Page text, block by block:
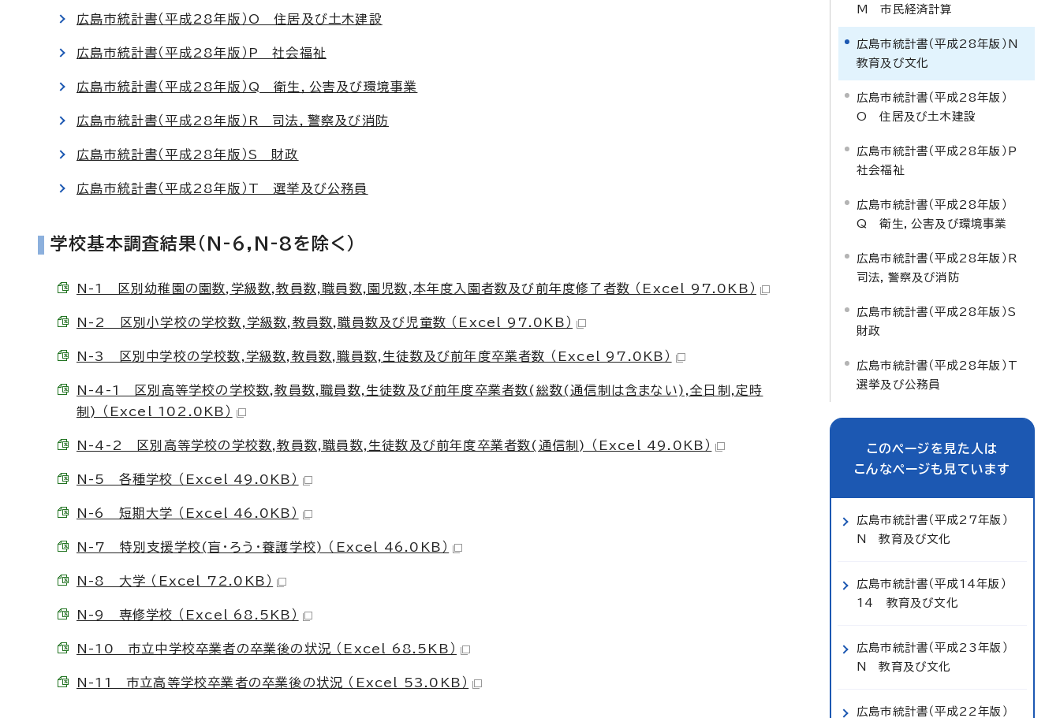
広島市統計書（平成28年版）O 住居及び土木建設
広島市統計書（平成28年版）P 社会福祉
広島市統計書（平成28年版）Q 衛生，公害及び環境事業
広島市統計書（平成28年版）R 司法，警察及び消防
広島市統計書（平成28年版）S 財政
広島市統計書（平成28年版）T 選挙及び公務員
学校基本調査結果(N-6,N-8を除く)
N-1 区別幼稚園の園数,学級数,教員数,職員数,園児数,本年度入園者数及び前年度修了者数 （Excel 97.0KB）
N-2 区別小学校の学校数,学級数,教員数,職員数及び児童数 （Excel 97.0KB）
N-3 区別中学校の学校数,学級数,教員数,職員数,生徒数及び前年度卒業者数 （Excel 97.0KB）
N-4-1 区別高等学校の学校数,教員数,職員数,生徒数及び前年度卒業者数(総数(通信制は含まない),全日制,定時
制) （Excel 102.0KB）
N-4-2 区別高等学校の学校数,教員数,職員数,生徒数及び前年度卒業者数(通信制) （Excel 49.0KB）
N-5 各種学校 （Excel 49.0KB）
N-6 短期大学 （Excel 46.0KB）
N-7 特別支援学校(盲・ろう・養護学校) （Excel 46.0KB）
N-8 大学 （Excel 72.0KB）
N-9 専修学校 （Excel 68.5KB）
N-10 市立中学校卒業者の卒業後の状況 （Excel 68.5KB）
N-11 市立高等学校卒業者の卒業後の状況 （Excel 53.0KB）
M 市民経済計算
広島市統計書（平成28年版）N
教育及び文化
広島市統計書（平成28年版）
O 住居及び土木建設
広島市統計書（平成28年版）P
社会福祉
広島市統計書（平成28年版）
Q 衛生，公害及び環境事業
広島市統計書（平成28年版）R
司法，警察及び消防
広島市統計書（平成28年版）S
財政
広島市統計書（平成28年版）T
選挙及び公務員
このページを見た人は
こんなページも見ています
広島市統計書（平成27年版）
N 教育及び文化
広島市統計書（平成14年版）
14 教育及び文化
広島市統計書（平成23年版）
N 教育及び文化
広島市統計書（平成22年版）